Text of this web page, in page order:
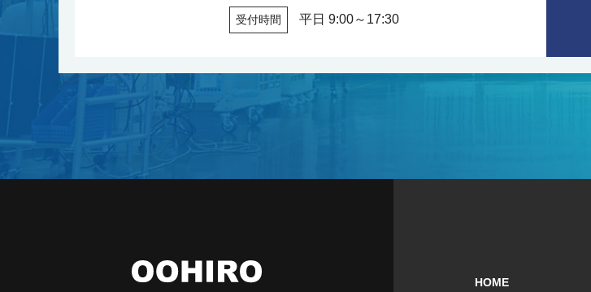
受付時間 平日 9:00～17:30
HOME